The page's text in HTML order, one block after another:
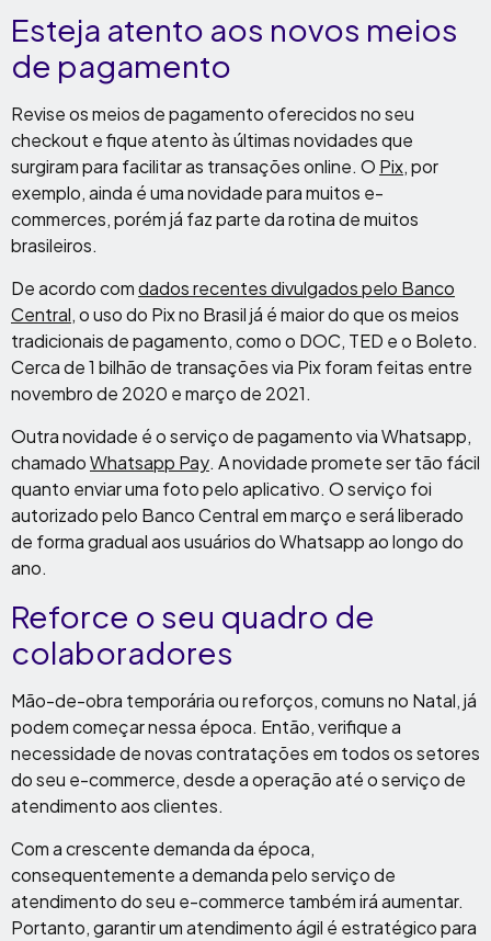
Esteja atento aos novos meios
de pagamento
Revise os meios de pagamento oferecidos no seu
checkout e fique atento às últimas novidades que
surgiram para facilitar as transações online. O Pix, por
exemplo, ainda é uma novidade para muitos e-
commerces, porém já faz parte da rotina de muitos
brasileiros.
De acordo comdados recentes divulgados pelo Banco
Central, o uso do Pix no Brasil já é maior do que os meios
tradicionais de pagamento, como o DOC, TED e o Boleto.
Cerca de 1 bilhão de transações via Pix foram feitas entre
novembro de 2020 e março de 2021.
Outra novidade é o serviço de pagamento via Whatsapp,
chamadoWhatsapp Pay. A novidade promete ser tão fácil
quanto enviar uma foto pelo aplicativo. O serviço foi
autorizado pelo Banco Central em março e será liberado
de forma gradual aos usuários do Whatsapp ao longo do
ano.
Reforce o seu quadro de
colaboradores
Mão-de-obra temporária ou reforços, comuns no Natal, já
podem começar nessa época. Então, verifique a
necessidade de novas contratações em todos os setores
do seu e-commerce, desde a operação até o serviço de
atendimento aos clientes.
Com a crescente demanda da época,
consequentemente a demanda pelo serviço de
atendimento do seu e-commerce também irá aumentar.
Portanto, garantir um atendimento ágil é estratégico para